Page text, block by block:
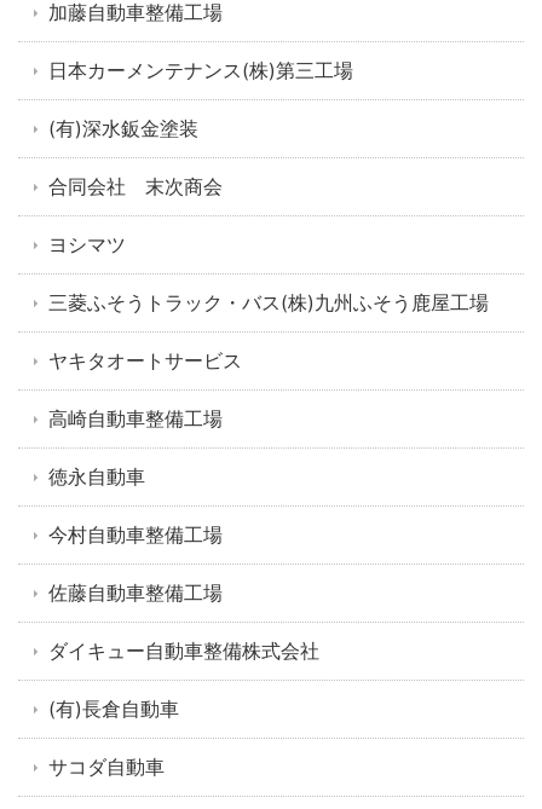
加藤自動車整備工場
日本カーメンテナンス(株)第三工場
(有)深水鈑金塗装
合同会社 末次商会
ヨシマツ
三菱ふそうトラック・バス(株)九州ふそう鹿屋工場
ヤキタオートサービス
高崎自動車整備工場
徳永自動車
今村自動車整備工場
佐藤自動車整備工場
ダイキュー自動車整備株式会社
(有)長倉自動車
サコダ自動車